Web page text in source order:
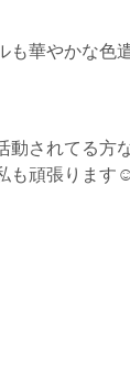
も華やかな色
動されてる方
も頑張ります☺︎